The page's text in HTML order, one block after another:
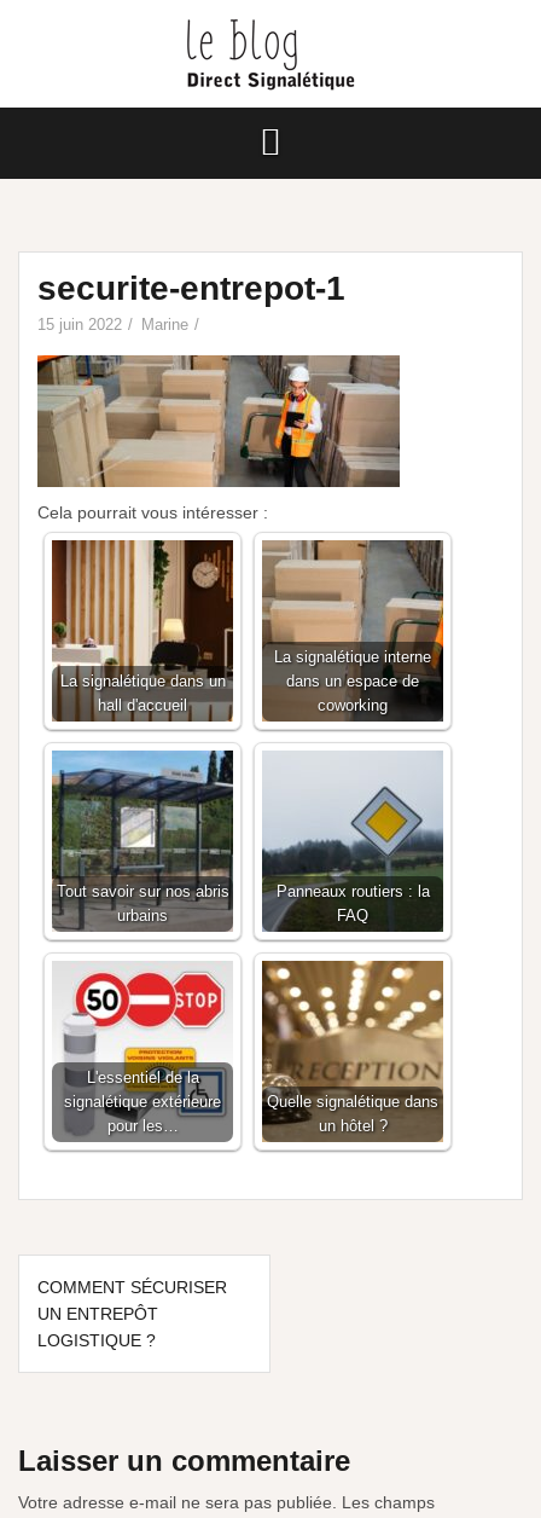
securite-entrepot-1
15 juin 2022 Marine
Cela pourrait vous intéresser :
La signalétique dans un
hall d'accueil
La signalétique interne
dans un espace de
coworking
Tout savoir sur nos abris
urbains
Panneaux routiers : la
FAQ
L'essentiel de la
signalétique extérieure
pour les…
Quelle signalétique dans
un hôtel ?
COMMENT SÉCURISER
UN ENTREPÔT
LOGISTIQUE ?
Laisser un commentaire
Votre adresse e-mail ne sera pas publiée.
Les champs